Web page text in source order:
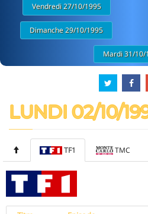
Vendredi 27/10/1995
Dimanche 29/10/1995
Mardi 31/10/
LUNDI 02/10/
TF1 TMC